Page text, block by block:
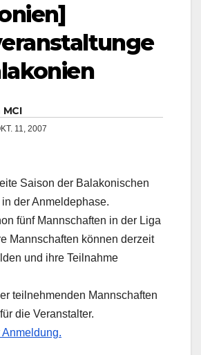
MCI
11, 2007
Saison der Balakonischen
der Anmeldephase.
fünf Mannschaften in der Liga
Mannschaften können derzeit
und ihre Teilnahme
teilnehmenden Mannschaften
die Veranstalter.
Anmeldung.